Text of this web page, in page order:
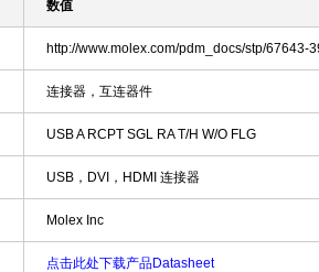
数值
http://www.molex.com/pdm_docs/stp/67643-
连接器，互连器件
USB A RCPT SGL RA T/H W/O FLG
USB，DVI，HDMI 连接器
Molex Inc
点击此处下载产品Datasheet